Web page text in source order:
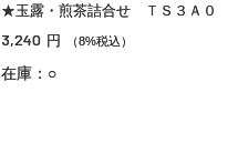
★玉露・煎茶詰合せ ＴＳ３Ａ０
3,240 円 （8%税込）
在庫：○